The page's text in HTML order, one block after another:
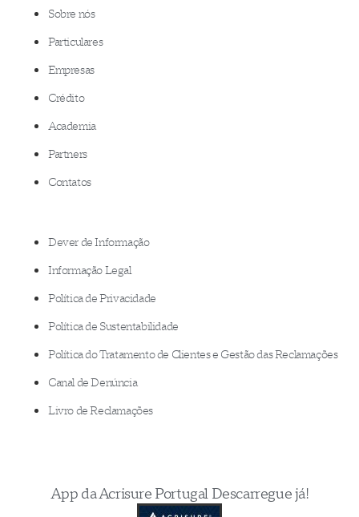
Sobre nós
Particulares
Empresas
Crédito
Academia
Partners
Contatos
Dever de Informação
Informação Legal
Política de Privacidade
Política de Sustentabilidade
Política do Tratamento de Clientes e Gestão das Reclamações
Canal de Denúncia
Livro de Reclamações
App da Acrisure Portugal Descarregue já!